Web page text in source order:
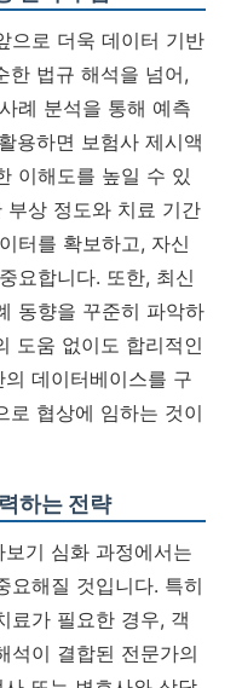
으로 더욱 데이터 기반
한 법규 해석을 넘어,
례 분석을 통해 예측
용하면 보험사 제시액
이해도를 높일 수 있
부상 정도와 치료 기간
터를 확보하고, 자신
요합니다. 또한, 최신
동향을 꾸준히 파악하
도움 없이도 합리적인
데이터베이스를 구
로 협상에 임하는 것이
하는 전략
기 심화 과정에서는
요해질 것입니다. 특히
료가 필요한 경우, 객
석이 결합된 전문가의